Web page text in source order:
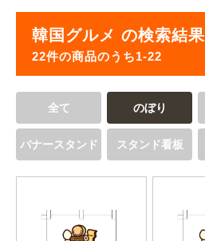
商品を探す
SEARCH
KEYWORD
チュクミ 韓国グルメ 駐車場
ご利用ガイド
取り扱い商品一覧
BEGINNER'S GUIDE
韓国グルメ の検索結果
22件の商品のうち1-22
全て のぼり
バナースタンド スタンド看板